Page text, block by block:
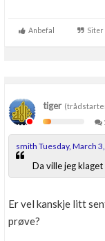
Anbefal Siter
tiger
smith Tuesday, March
Da ville jeg
Er vel kanskje litt
prøve?